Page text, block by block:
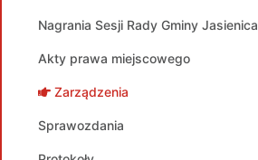
Nagrania Sesji Rady Gminy Jasienica
Akty prawa miejscowego
Zarządzenia
Sprawozdania